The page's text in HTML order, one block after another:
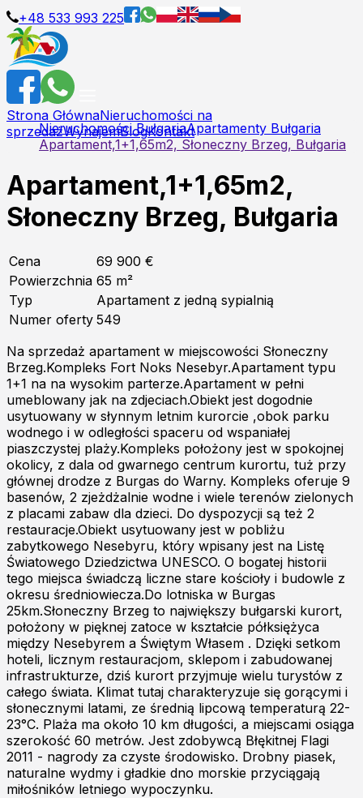
+48 533 993 225
Strona GłównaNieruchomości na
sprzedażWynajemBlogKontakt
Nieruchomości BułgariaApartamenty Bułgaria
Apartament,1+1,65m2, Słoneczny Brzeg, Bułgaria
Apartament,1+1,65m2,
Słoneczny Brzeg, Bułgaria
Cena
69 900 €
Powierzchnia 65 m²
Typ
Apartament z jedną sypialnią
Numer oferty 549
Na sprzedaż apartament w miejscowości Słoneczny
Brzeg.Kompleks Fort Noks Nesebyr.Apartament typu
1+1 na na wysokim parterze.Apartament w pełni
umeblowany jak na zdjeciach.Obiekt jest dogodnie
usytuowany w słynnym letnim kurorcie ,obok parku
wodnego i w odległości spaceru od wspaniałej
piaszczystej plaży.Kompleks położony jest w spokojnej
okolicy, z dala od gwarnego centrum kurortu, tuż przy
głównej drodze z Burgas do Warny. Kompleks oferuje 9
basenów, 2 zjeżdżalnie wodne i wiele terenów zielonych
z placami zabaw dla dzieci. Do dyspozycji są też 2
restauracje.Obiekt usytuowany jest w pobliżu
zabytkowego Nesebyru, który wpisany jest na Listę
Światowego Dziedzictwa UNESCO. O bogatej historii
tego miejsca świadczą liczne stare kościoły i budowle z
okresu średniowiecza.Do lotniska w Burgas
25km.Słoneczny Brzeg to największy bułgarski kurort,
położony w pięknej zatoce w kształcie półksiężyca
między Nesebyrem a Świętym Własem . Dzięki setkom
hoteli, licznym restauracjom, sklepom i zabudowanej
infrastrukturze, dziś kurort przyjmuje wielu turystów z
całego świata. Klimat tutaj charakteryzuje się gorącymi i
słonecznymi latami, ze średnią lipcową temperaturą 22-
23°C. Plaża ma około 10 km długości, a miejscami osiąga
szerokość 60 metrów. Jest zdobywcą Błękitnej Flagi
2011 - nagrody za czyste środowisko. Drobny piasek,
naturalne wydmy i gładkie dno morskie przyciągają
miłośników letniego wypoczynku.